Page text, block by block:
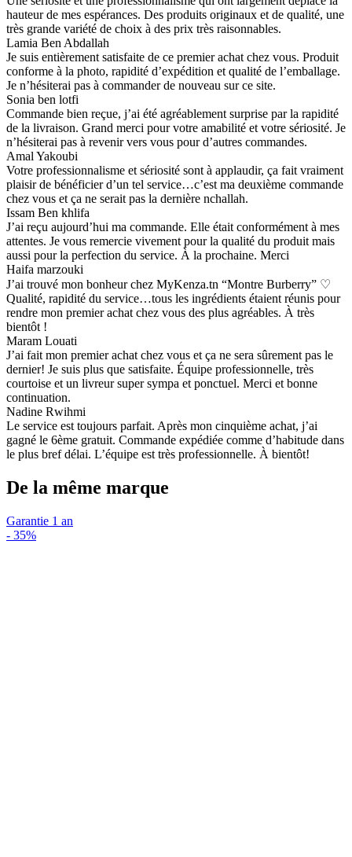
hauteur de mes espérances. Des produits originaux et de qualité, une
très grande variété de choix à des prix très raisonnables.
Lamia Ben Abdallah
Je suis entièrement satisfaite de ce premier achat chez vous. Produit
conforme à la photo, rapidité d’expédition et qualité de l’emballage.
Je n’hésiterai pas à commander de nouveau sur ce site.
Sonia ben lotfi
Commande bien reçue, j’ai été agréablement surprise par la rapidité
de la livraison. Grand merci pour votre amabilité et votre sériosité. Je
n’hésiterai pas à revenir vers vous pour d’autres commandes.
Amal Yakoubi
Votre professionnalisme et sériosité sont à applaudir, ça fait vraiment
plaisir de bénéficier d’un tel service…c’est ma deuxième commande
chez vous et ça ne serait pas la dernière nchallah.
Issam Ben khlifa
J’ai reçu aujourd’hui ma commande. Elle était conformément à mes
attentes. Je vous remercie vivement pour la qualité du produit mais
aussi pour la perfection du service. À la prochaine. Merci
Haifa marzouki
J’ai trouvé mon bonheur chez MyKenza.tn “Montre Burberry” ♡
Qualité, rapidité du service…tous les ingrédients étaient réunis pour
rendre mon premier achat chez vous des plus agréables. À très
bientôt !
Maram Louati
J’ai fait mon premier achat chez vous et ça ne sera sûrement pas le
dernier! Je suis plus que satisfaite. Équipe professionnelle, très
courtoise et un livreur super sympa et ponctuel. Merci et bonne
continuation.
Nadine Rwihmi
Le service est toujours parfait. Après mon cinquième achat, j’ai
gagné le 6ème gratuit. Commande expédiée comme d’habitude dans
le plus bref délai. L’équipe est très professionnelle. À bientôt!
De la même marque
Garantie 1 an
- 35%